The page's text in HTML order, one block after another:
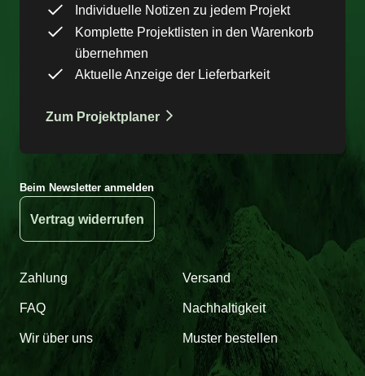
Individuelle Notizen zu jedem Projekt
Komplette Projektlisten in den Warenkorb
übernehmen
Aktuelle Anzeige der Lieferbarkeit
Zum Projektplaner
Beim Newsletter anmelden
Vertrag widerrufen
Zahlung Versand
FAQ Nachhaltigkeit
Wir über uns Muster bestellen